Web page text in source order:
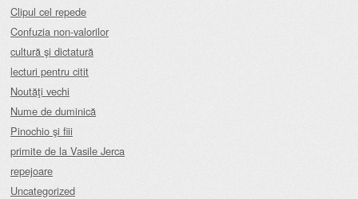
Clipul cel repede
Confuzia non-valorilor
cultură şi dictatură
lecturi pentru citit
Noutăţi vechi
Nume de duminică
Pinochio şi fiii
primite de la Vasile Jerca
repejoare
Uncategorized